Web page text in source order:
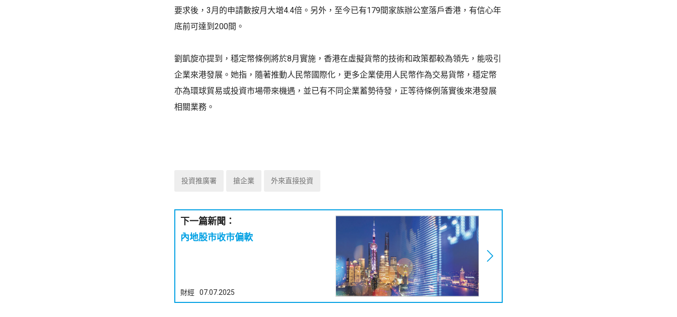
要求後，3月的申請數按月大增4.4倍。另外，至今已有179間家族辦公室落戶香港，有信心年
底前可達到200間。
劉凱旋亦提到，穩定幣條例將於8月實施，香港在虛擬貨幣的技術和政策都較為領先，能吸引
企業來港發展。她指，隨著推動人民幣國際化，更多企業使用人民幣作為交易貨幣，穩定幣
亦為環球貿易或投資市場帶來機遇，並已有不同企業蓄勢待發，正等待條例落實後來港發展
相關業務。
投資推廣署 搶企業 外來直接投資
下一篇新聞：
內地股市收市偏軟
財經 07.07.2025